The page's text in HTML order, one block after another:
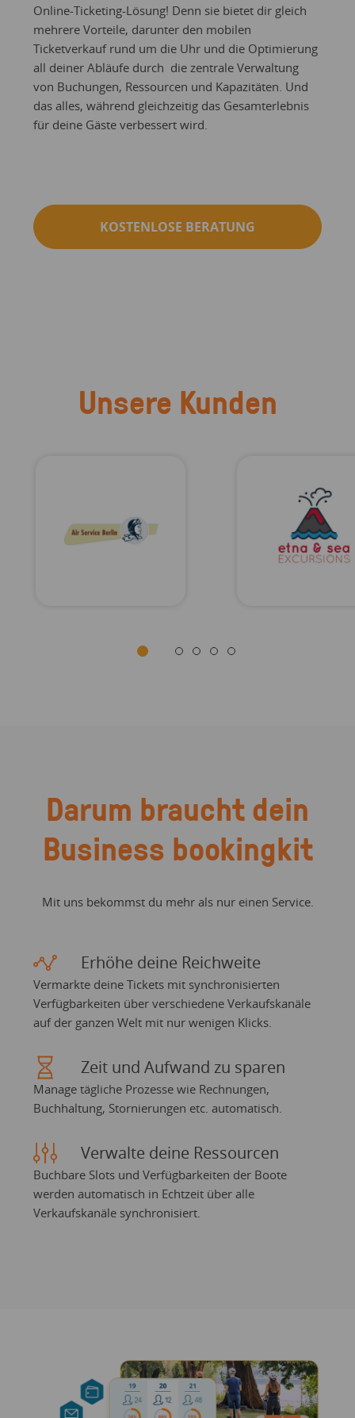
Online-Ticketing-Lösung! Denn sie bietet dir gleich
mehrere Vorteile, darunter den mobilen
Ticketverkauf rund um die Uhr und die Optimierung
all deiner Abläufe durch die zentrale Verwaltung
von Buchungen, Ressourcen und Kapazitäten. Und
das alles, während gleichzeitig das Gesamterlebnis
für deine Gäste verbessert wird.
KOSTENLOSE BERATUNG
Unsere Kunden
Darum braucht dein
Business bookingkit
Mit uns bekommst du mehr als nur einen Service.
Erhöhe deine Reichweite
Vermarkte deine Tickets mit synchronisierten
Verfügbarkeiten über verschiedene Verkaufskanäle
auf der ganzen Welt mit nur wenigen Klicks.
Zeit und Aufwand zu sparen
Manage tägliche Prozesse wie Rechnungen,
Buchhaltung, Stornierungen etc. automatisch.
Verwalte deine Ressourcen
Buchbare Slots und Verfügbarkeiten der Boote
werden automatisch in Echtzeit über alle
Verkaufskanäle synchronisiert.